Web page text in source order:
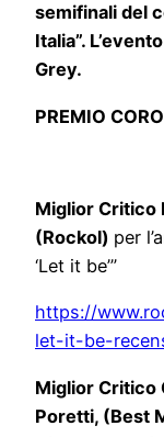
semifinali del
Italia”.
Grey.
PREMIO
Miglior Critico
(Rockol) per
‘Let it be’”
https://
let-it-be-
Miglior Critico
Poretti, (Best